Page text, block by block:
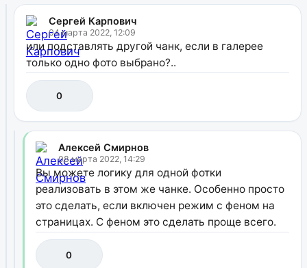
Сергей Карпович
04 марта 2022, 12:09
или подставлять другой чанк, если в галерее
только одно фото выбрано?..
0
Алексей Смирнов
08 марта 2022, 14:29
Вы можете логику для одной фотки
реализовать в этом же чанке. Особенно просто
это сделать, если включен режим с феном на
страницах. С феном это сделать проще всего.
0